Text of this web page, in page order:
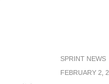
SPRINT NEWS
FEBRUARY 2,